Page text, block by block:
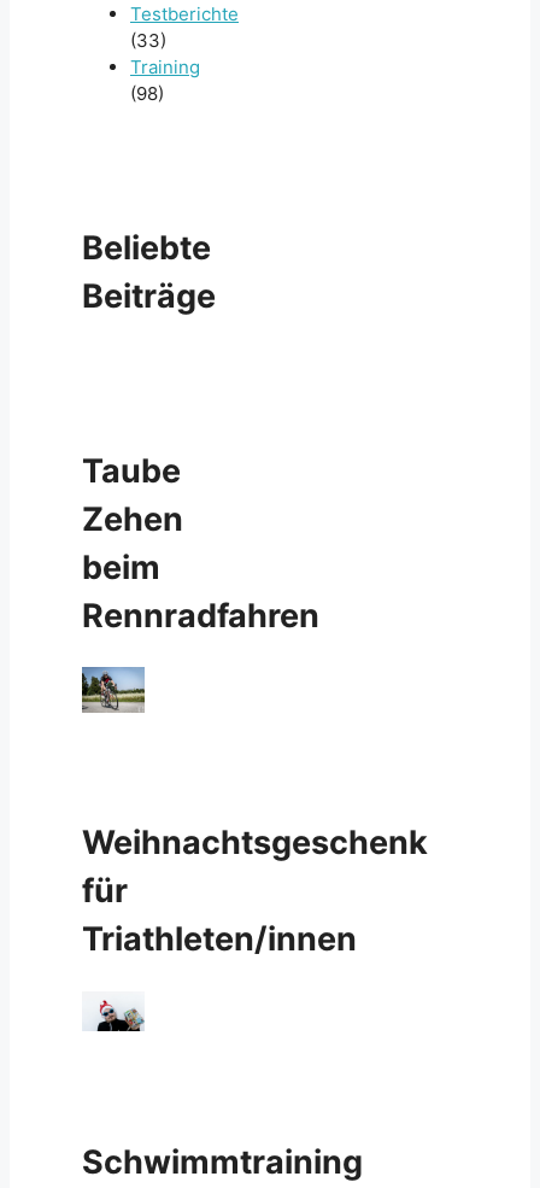
Testberichte
(33)
Training
(98)
Beliebte
Beiträge
Taube
Zehen
beim
Rennradfahren
Weihnachtsgeschenk
für
Triathleten/innen
Schwimmtraining